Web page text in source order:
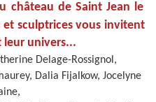
château de Saint Jean le
sculptrices vous invitent
leur univers...
Delage-Rossignol,
Dalia Fijalkow, Jocelyne